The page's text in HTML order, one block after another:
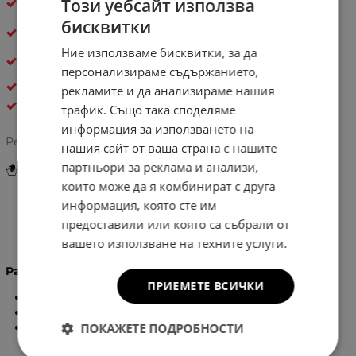
Инструкции за грижа и поддръжка
следвщият!
Бърза и удобнадоставка с опция за преглед
30 дни спокойствие– лесно връщане, ако не е
твоето
ДАМСКИ РАНИЦИ
Рейтинг:
Информация
Размери:
см.
Дъно -10 см
Този уебсайт използва
бисквитки
Ние използваме бисквитки, за да
персонализираме съдържанието,
рекламите и да анализираме нашия
трафик. Също така споделяме
информация за използването на
нашия сайт от ваша страна с нашите
партньори за реклама и анализи,
които може да я комбинират с друга
информация, която сте им
предоставили или която са събрали от
вашето използване на техните услуги.
ПРИЕМЕТЕ ВСИЧКИ
ПОКАЖЕТЕ ПОДРОБНОСТИ